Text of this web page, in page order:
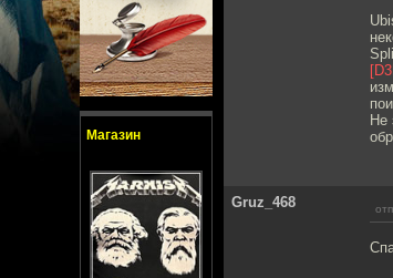
Магазин
Не
Gruz_468